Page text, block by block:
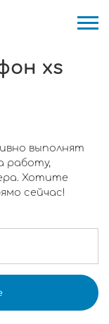
xs
выполнят
работу,
Хотите
сейчас!